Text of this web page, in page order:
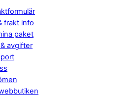
frakt info
paket
avgifter